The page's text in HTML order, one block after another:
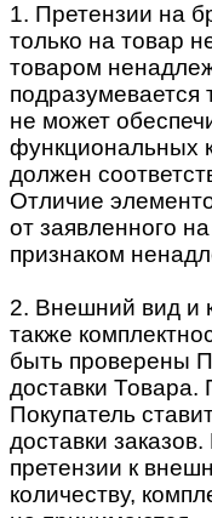
1. Претензии на
только на товар
товаром
подразумевается
не может
функциональных
должен
Отличие
от заявленного
признаком
2. Внешний вид и
также
быть проверены
доставки Товара.
Покупатель
доставки
претензии к
количеству,